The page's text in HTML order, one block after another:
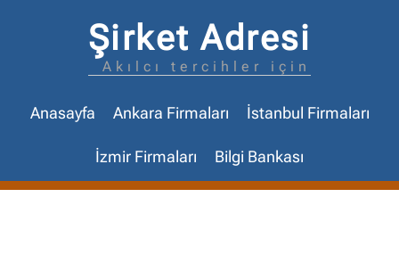
Şirket Adresi
Akılcı tercihler için
Anasayfa Ankara Firmaları İstanbul Firmaları
İzmir Firmaları Bilgi Bankası